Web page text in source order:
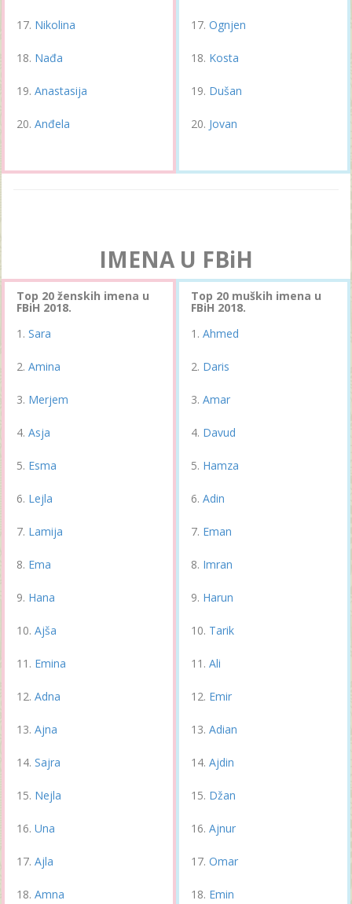
Nikolina
Nađa
Anastasija
Anđela
Ognjen
Kosta
Dušan
Jovan
IMENA U FBiH
Top 20 ženskih imena u
FBiH 2018.
Sara
Amina
Merjem
Asja
Esma
Lejla
Lamija
Ema
Hana
Ajša
Emina
Adna
Ajna
Sajra
Nejla
Una
Ajla
Amna
Top 20 muških imena u
FBiH 2018.
Ahmed
Daris
Amar
Davud
Hamza
Adin
Eman
Imran
Harun
Tarik
Ali
Emir
Adian
Ajdin
Džan
Ajnur
Omar
Emin